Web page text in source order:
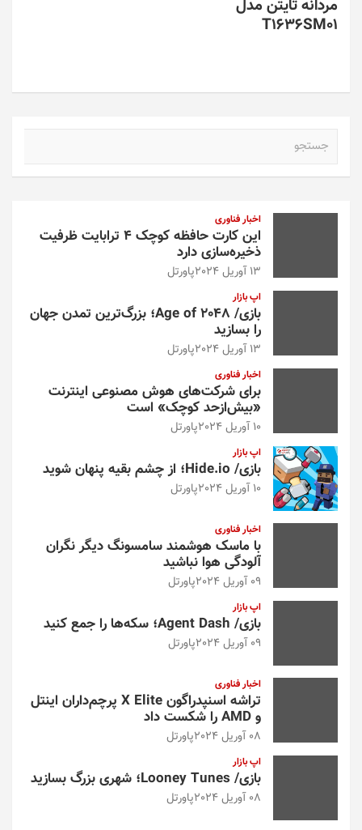
مردانه تایتن مدل
T1636SM01
اخبار فناوری
این کارت حافظه کوچک ۴ ترابایت ظرفیت
ذخیره‌سازی دارد
13 آوریل 2024 پاورتل
اپ بازار
بازی/ Age of 2048؛ بزرگ‌ترین تمدن جهان
را بسازید
13 آوریل 2024 پاورتل
اخبار فناوری
برای شرکت‌های هوش مصنوعی اینترنت
«بیش‌از‌حد کوچک» است
10 آوریل 2024 پاورتل
اپ بازار
بازی/ Hide.io؛ از چشم بقیه پنهان شوید
10 آوریل 2024 پاورتل
اخبار فناوری
با ماسک هوشمند سامسونگ دیگر نگران
آلودگی هوا نباشید
09 آوریل 2024 پاورتل
اپ بازار
بازی/ Agent Dash؛ سکه‌ها را جمع کنید
09 آوریل 2024 پاورتل
اخبار فناوری
تراشه اسنپدراگون X Elite پرچم‌داران اینتل
و AMD را شکست داد
08 آوریل 2024 پاورتل
اپ بازار
بازی/ Looney Tunes؛ شهری بزرگ بسازید
08 آوریل 2024 پاورتل